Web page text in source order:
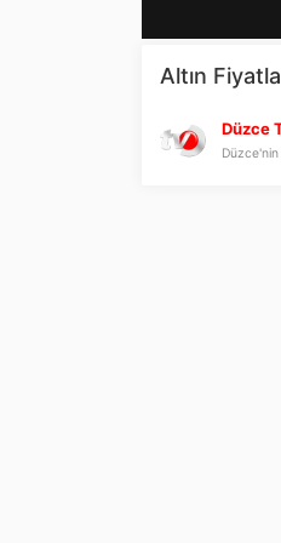
Altın
Düzce